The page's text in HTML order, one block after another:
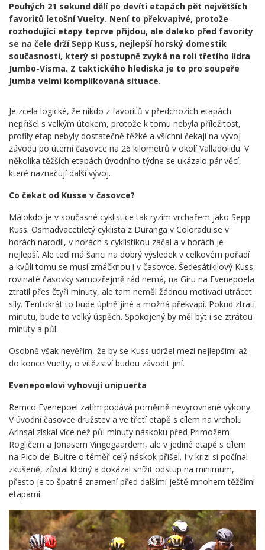
Pouhých 21 sekund dělí po devíti etapách pět největších
favoritů letošní Vuelty. Není to překvapivé, protože
rozhodující etapy teprve přijdou, ale daleko před favority
se na čele drží Sepp Kuss, nejlepší horský domestik
současnosti, který si postupně zvyká na roli třetího lídra
Jumbo-Visma. Z taktického hlediska je to pro soupeře
Jumba velmi komplikovaná situace.
Je zcela logické, že nikdo z favoritů v předchozích etapách
nepřišel s velkým útokem, protože k tomu nebyla příležitost,
profily etap nebyly dostatečně těžké a všichni čekají na vývoj
závodu po úterní časovce na 26 kilometrů v okolí Valladolidu. V
několika těžších etapách úvodního týdne se ukázalo pár věcí,
které naznačují další vývoj.
Co čekat od Kusse v časovce?
Málokdo je v současné cyklistice tak ryzím vrchařem jako Sepp
Kuss. Osmadvacetiletý cyklista z Duranga v Coloradu se v
horách narodil, v horách s cyklistikou začal a v horách je
nejlepší. Ale teď má šanci na dobrý výsledek v celkovém pořadí
a kvůli tomu se musí zmáčknou i v časovce. Šedesátikilový Kuss
rovinaté časovky samozřejmě rád nemá, na Giru na Evenepoela
ztratil přes čtyři minuty, ale tam neměl žádnou motivaci utrácet
síly. Tentokrát to bude úplně jiné a možná překvapí. Pokud ztratí
minutu, bude to velký úspěch. Spokojený by měl být i se ztrátou
minuty a půl.
Osobně však nevěřím, že by se Kuss udržel mezi nejlepšími až
do konce Vuelty, o vítězství budou závodit jiní.
Evenepoelovi vyhovují unipuerta
Remco Evenepoel zatím podává poměrně nevyrovnané výkony.
V úvodní časovce družstev a ve třetí etapě s cílem na vrcholu
Arinsal získal více než půl minuty náskoku před Primožem
Rogličem a Jonasem Vingegaardem, ale v jediné etapě s cílem
na Pico del Buitre o téměř celý náskok přišel. I v krizi si počínal
zkušeně, zůstal klidný a dokázal snížit odstup na minimum,
přesto je to špatné znamení před dalšími ještě mnohem těžšími
etapami.